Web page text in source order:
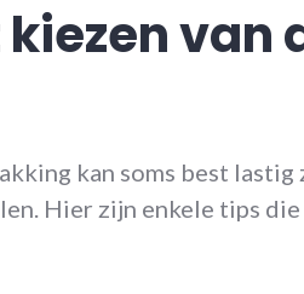
van
kan soms best
Hier zijn enkele tips